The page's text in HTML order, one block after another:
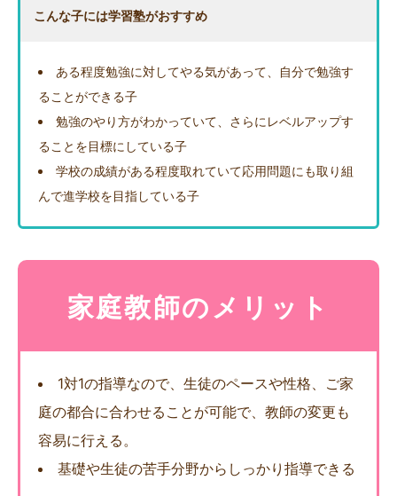
こんな子には学習塾がおすすめ
ある程度勉強に対してやる気があって、自分で勉強す
ることができる子
勉強のやり方がわかっていて、さらにレベルアップす
ることを目標にしている子
学校の成績がある程度取れていて応用問題にも取り組
んで進学校を目指している子
家庭教師のメリット
1対1の指導なので、生徒のペースや性格、ご家
庭の都合に合わせることが可能で、教師の変更も
容易に行える。
基礎や生徒の苦手分野からしっかり指導できる